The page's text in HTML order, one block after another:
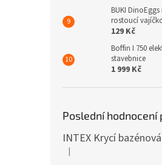
BUKI
rostoucí
129 Kč
Boffin I 750
stavebnice
1 999 Kč
Poslední hodnocení
Hodnocení produktu je 5 z
|